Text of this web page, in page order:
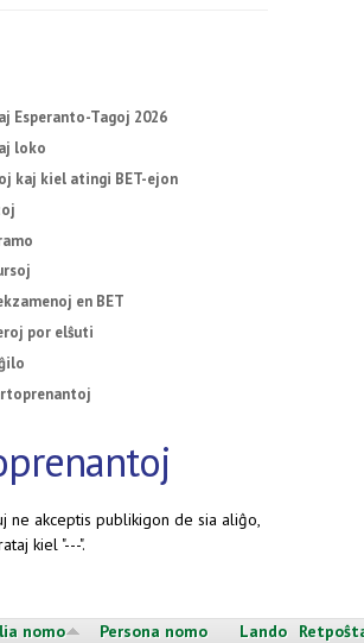
Esperanto-Tagoj 2026
loko
kaj kiel atingi BET-ejon
en BET
por elŝuti
ne akceptis publikigon de sia aliĝo,
kiel "---".
nomo Persona nomo Lando